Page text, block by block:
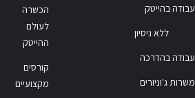
עבודה בהייטק
ללא ניסיון
עבודה בהדרכה
משרות ג'וניורים
הכשרה
לעולם
ההייטק
קורסים
מקצועיים